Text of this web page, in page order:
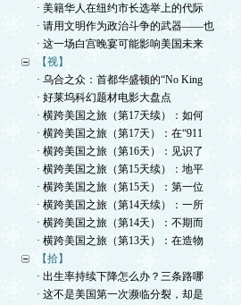
· 美籍华人在纽约市长选举上的代际
· 请用文明作为政治斗争的武器——也
· 这一场白宫晚宴可能影响美国未来
【视】
· 乌合之众：首都华盛顿的“No King
· 好莱坞科幻题材电影大盘点
· 横跨美国之旅（第17天续）：如何
· 横跨美国之旅（第17天）：在“911
· 横跨美国之旅（第16天）：见识了
· 横跨美国之旅（第15天续）：地平
· 横跨美国之旅（第15天）：第一位
· 横跨美国之旅（第14天续）：一所
· 横跨美国之旅（第14天）：不期而
· 横跨美国之旅（第13天）：在造物
【拾】
· 出生率持续下降怎么办？三条路哪
· 这不是美国第一次濒临分裂，却是